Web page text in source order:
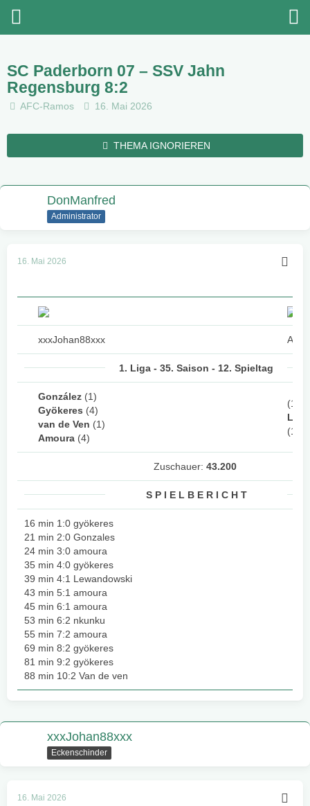
SC Paderborn 07 – SSV Jahn
Regensburg 8:2
AFC-Ramos 16. Mai 2026
THEMA IGNORIEREN
DonManfred
Administrator
16. Mai 2026
xxxJohan88xxx
1. Liga - 35. Saison - 12. Spieltag
González (1)
Gyökeres (4)
van de Ven (1)
Amoura (4)
(1)
(1)
Zuschauer: 43.200
S P I E L B E R I C H T
16 min 1:0 gyökeres
21 min 2:0 Gonzales
24 min 3:0 amoura
35 min 4:0 gyökeres
39 min 4:1 Lewandowski
43 min 5:1 amoura
45 min 6:1 amoura
53 min 6:2 nkunku
55 min 7:2 amoura
69 min 8:2 gyökeres
81 min 9:2 gyökeres
88 min 10:2 Van de ven
xxxJohan88xxx
Eckenschinder
16. Mai 2026